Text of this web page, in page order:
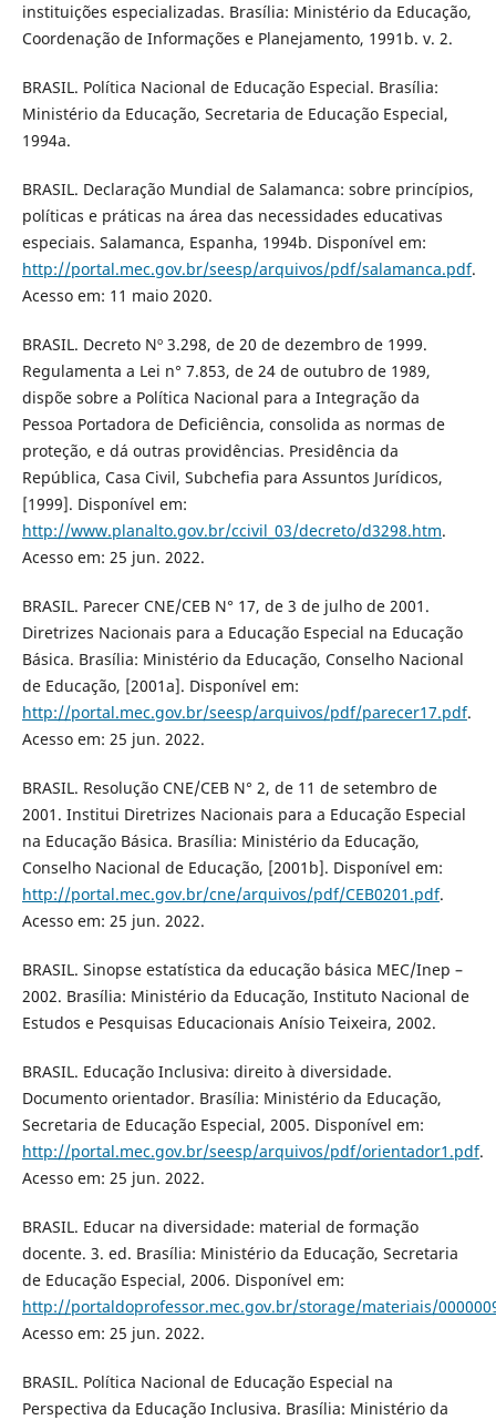
instituições especializadas. Brasília: Ministério da Educação,
Coordenação de Informações e Planejamento, 1991b. v. 2.
BRASIL. Política Nacional de Educação Especial. Brasília:
Ministério da Educação, Secretaria de Educação Especial,
1994a.
BRASIL. Declaração Mundial de Salamanca: sobre princípios,
políticas e práticas na área das necessidades educativas
especiais. Salamanca, Espanha, 1994b. Disponível em:
http://portal.mec.gov.br/seesp/arquivos/pdf/salamanca.pdf.
Acesso em: 11 maio 2020.
BRASIL. Decreto Nº 3.298, de 20 de dezembro de 1999.
Regulamenta a Lei n° 7.853, de 24 de outubro de 1989,
dispõe sobre a Política Nacional para a Integração da
Pessoa Portadora de Deficiência, consolida as normas de
proteção, e dá outras providências. Presidência da
República, Casa Civil, Subchefia para Assuntos Jurídicos,
[1999]. Disponível em:
http://www.planalto.gov.br/ccivil_03/decreto/d3298.htm.
Acesso em: 25 jun. 2022.
BRASIL. Parecer CNE/CEB N° 17, de 3 de julho de 2001.
Diretrizes Nacionais para a Educação Especial na Educação
Básica. Brasília: Ministério da Educação, Conselho Nacional
de Educação, [2001a]. Disponível em:
http://portal.mec.gov.br/seesp/arquivos/pdf/parecer17.pdf.
Acesso em: 25 jun. 2022.
BRASIL. Resolução CNE/CEB N° 2, de 11 de setembro de
2001. Institui Diretrizes Nacionais para a Educação Especial
na Educação Básica. Brasília: Ministério da Educação,
Conselho Nacional de Educação, [2001b]. Disponível em:
http://portal.mec.gov.br/cne/arquivos/pdf/CEB0201.pdf.
Acesso em: 25 jun. 2022.
BRASIL. Sinopse estatística da educação básica MEC/Inep –
2002. Brasília: Ministério da Educação, Instituto Nacional de
Estudos e Pesquisas Educacionais Anísio Teixeira, 2002.
BRASIL. Educação Inclusiva: direito à diversidade.
Documento orientador. Brasília: Ministério da Educação,
Secretaria de Educação Especial, 2005. Disponível em:
http://portal.mec.gov.br/seesp/arquivos/pdf/orientador1.pdf.
Acesso em: 25 jun. 2022.
BRASIL. Educar na diversidade: material de formação
docente. 3. ed. Brasília: Ministério da Educação, Secretaria
de Educação Especial, 2006. Disponível em:
http://portaldoprofessor.mec.gov.br/storage/materiais/
Acesso em: 25 jun. 2022.
BRASIL. Política Nacional de Educação Especial na
Perspectiva da Educação Inclusiva. Brasília: Ministério da